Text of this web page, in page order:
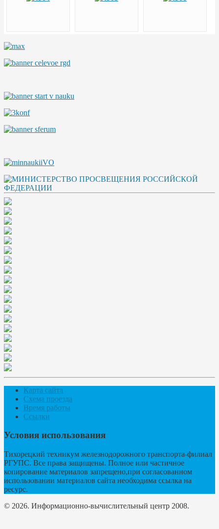
Карта сайта
Схема проезда
Время работы
Ссылки
Условия использования
Тихорецкий техникум железнодорожного транспорта-филиал
РГУПС. Все права защищены. Полное или частичное
копирование материалов запрещено,при согласованном
использовании материалов сайта необходима ссылка на
ресурс.
© 2026. Информационно-вычислительный центр 2008.